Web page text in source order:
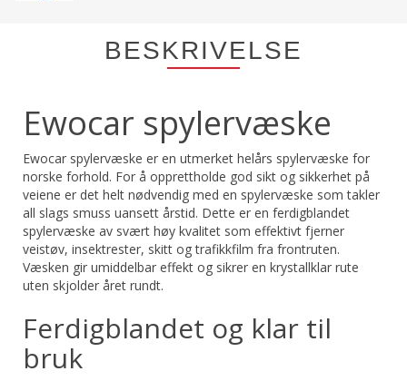
BESKRIVELSE
Ewocar spylervæske
Ewocar spylervæske er en utmerket helårs spylervæske for
norske forhold. For å opprettholde god sikt og sikkerhet på
veiene er det helt nødvendig med en spylervæske som takler
all slags smuss uansett årstid. Dette er en ferdigblandet
spylervæske av svært høy kvalitet som effektivt fjerner
veistøv, insektrester, skitt og trafikkfilm fra frontruten.
Væsken gir umiddelbar effekt og sikrer en krystallklar rute
uten skjolder året rundt.
Ferdigblandet og klar til
bruk